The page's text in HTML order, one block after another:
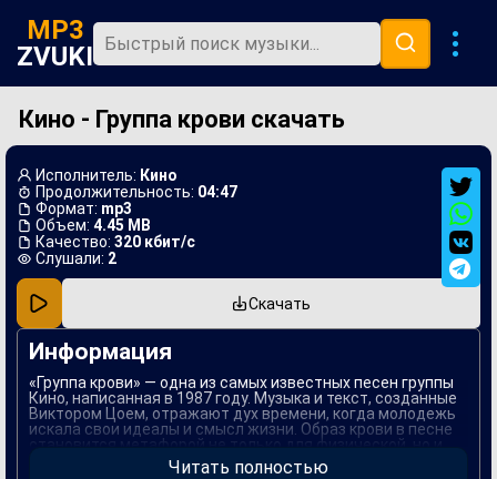
MP3
ZVUKI
Главная
Популярная
В машину
Музыка 80х
Ремиксы
Кино - Группа крови скачать
Исполнитель: Кино
Продолжительность: 04:47
Формат: mp3
Объем: 4.45 MB
Качество: 320 кбит/с
Слушали: 2
Скачать
Информация
«Группа крови» — одна из самых известных песен группы
Кино, написанная в 1987 году. Музыка и текст, созданные
Виктором Цоем, отражают дух времени, когда молодежь
искала свои идеалы и смысл жизни. Образ крови в песне
становится метафорой не только для физической, но и
для духовной борьбы, а также символом идентичности и
Читать полностью